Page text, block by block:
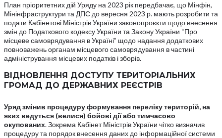
План пріоритетних дій Уряду на 2023 рік передбачає, що Мінфін,
Мінінфраструктури та ДПС до вересня 2023 р. мають розробити та
подати Кабінетові Міністрів України законопроєкти щодо внесення
змін до Податкового кодексу України та Закону України “Про
місцеве самоврядування в Україні” щодо надання додаткових
повноважень органам місцевого самоврядування в частині
адміністрування місцевих податків і зборів.
ВІДНОВЛЕННЯ ДОСТУПУ ТЕРИТОРІАЛЬНИХ
ГРОМАД ДО ДЕРЖАВНИХ РЕЄСТРІВ
Уряд змінив процедуру формування переліку територій, на
яких ведуться (велися) бойові дії або тимчасово
окупованих. Зокрема Кабінет Міністрів України чітко визначив
процедуру та порядок внесення даних до інформаційної системи